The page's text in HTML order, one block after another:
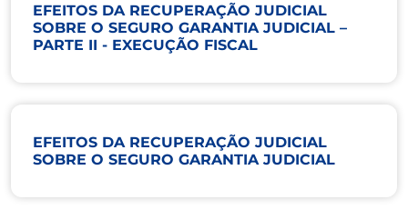
EFEITOS DA RECUPERAÇÃO JUDICIAL
SOBRE O SEGURO GARANTIA JUDICIAL –
PARTE II - EXECUÇÃO FISCAL
EFEITOS DA RECUPERAÇÃO JUDICIAL
SOBRE O SEGURO GARANTIA JUDICIAL